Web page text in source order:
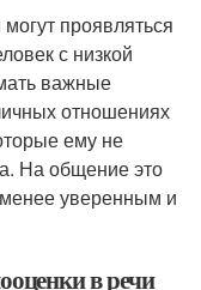
проявляться
с низкой
важные
отношениях
ему не
На общение это
менее уверенным и
в речи